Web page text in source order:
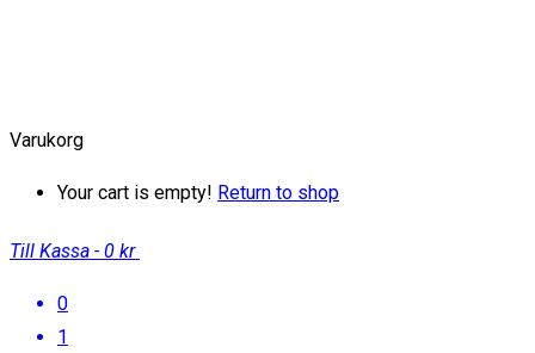
Varukorg
Your cart is empty! Return to shop
Till Kassa - 0 kr
0
1